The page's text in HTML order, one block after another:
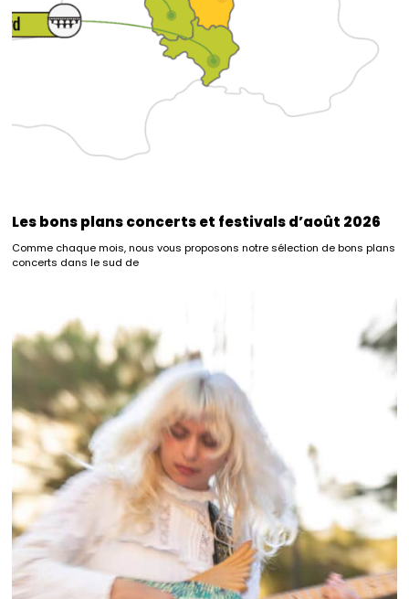
Les bons plans concerts et festivals d’août 2026
Comme chaque mois, nous vous proposons notre sélection de bons plans
concerts dans le sud de